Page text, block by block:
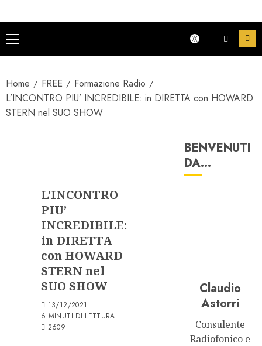
Menu
principale
Home FREE
Formazione Radio
L’INCONTRO PIU’ INCREDIBILE: in DIRETTA con HOWARD
STERN nel SUO SHOW
L’INCONTRO
PIU’
INCREDIBILE:
in DIRETTA
con HOWARD
STERN nel
SUO SHOW
13/12/2021
6 MINUTI DI LETTURA
2609
BENVENUTI
DA…
Claudio
Astorri
Consulente
Radiofonico e